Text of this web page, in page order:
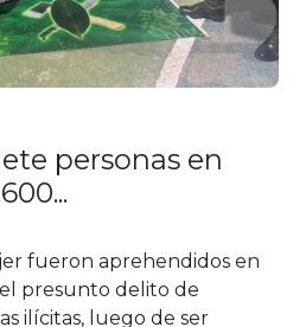
personas en
fueron aprehendidos en
presunto delito de
ilícitas, luego de ser